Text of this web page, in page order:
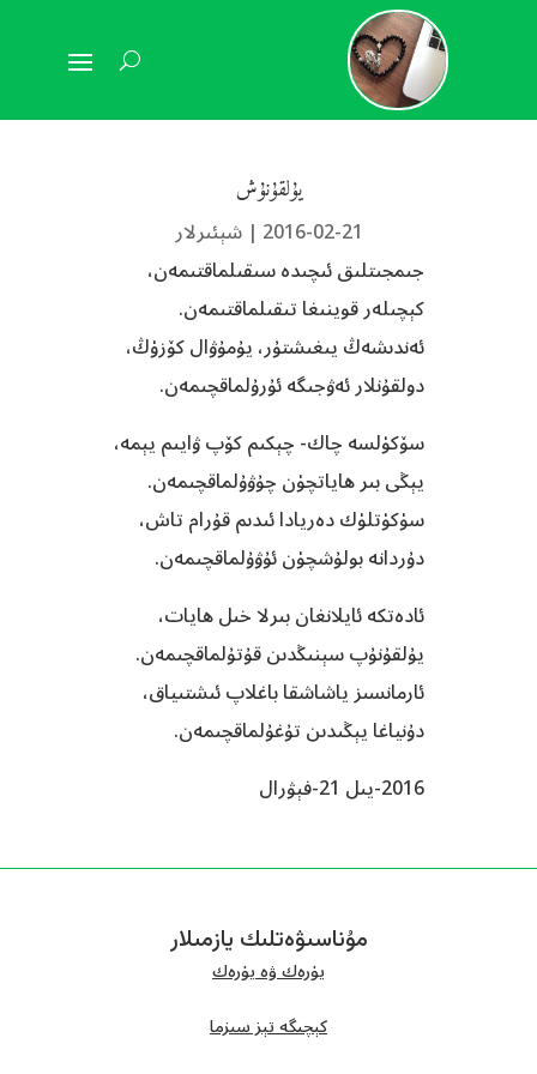
يۇلقۇنۇش
2016-02-21
|شېئىرلار
جىمجىتلىق ئىچىدە سىقىلماقتىمەن،
كېچىلەر قوينىغا تىقىلماقتىمەن.
ئەندىشەڭ يىغىشتۇر، يۇمۇۋال كۆزۈڭ،
دولقۇنلار ئەۋجىگە ئۇرۇلماقچىمەن.
سۆكۈلسە چاك- چېكىم كۆپ ۋايىم يېمە،
يېڭى بىر ھاياتچۈن چۇۋۇلماقچىمەن.
سۈكۈتلۈك دەريادا ئىدىم قۇرام تاش،
دۇردانە بولۇشچۈن ئۇۋۇلماقچىمەن.
ئادەتكە ئايلانغان بىرلا خىل ھايات،
يۇلقۇنۇپ سېنىڭدىن قۇتۇلماقچىمەن.
ئارمانسىز ياشاشقا باغلاپ ئىشتىياق،
دۇنياغا يېڭىدىن تۇغۇلماقچىمەن.
2016-يىل 21-فېۋرال
مۇناسىۋەتلىك يازمىلار
يۈرەك ۋە يۈرەك
كېچىگە تېز سىزما